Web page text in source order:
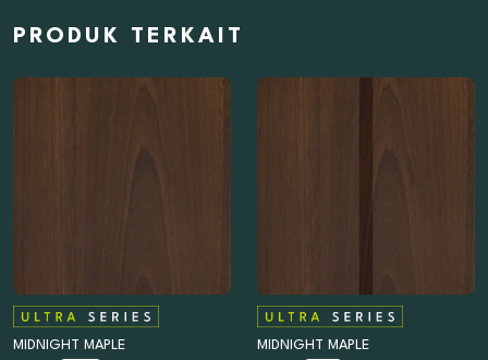
PRODUK TERKAIT
MIDNIGHT MAPLE MIDNIGHT MAPLE